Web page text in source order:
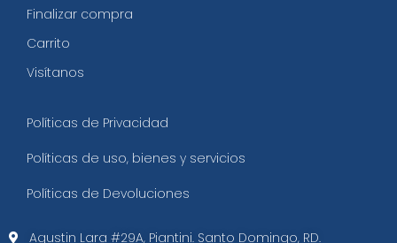
Finalizar compra
Carrito
Visítanos
Políticas de Privacidad
Políticas de uso, bienes y servicios
Políticas de Devoluciones
Agustin Lara #29A, Piantini. Santo Domingo, RD.​